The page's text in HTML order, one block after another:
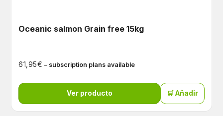
Oceanic salmon Grain free 15kg
61,95€ – subscription plans available
Ver producto 🛒 Añadir